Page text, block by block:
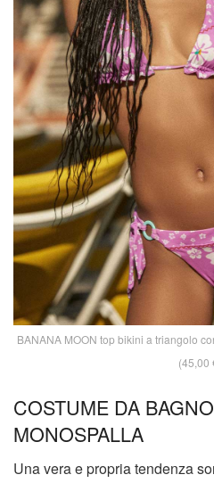
BANANA MOON top bikini a triangolo
(45,00
COSTUME DA
MONOSPALLA
Una vera e propria tendenza